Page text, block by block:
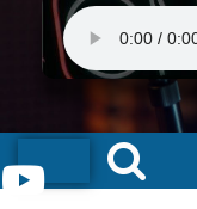
Menu